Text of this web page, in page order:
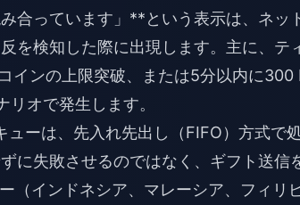
合っています」**という表示は、ネッ
を検知した際に出現します。主に、テ
インの上限突破、または5分以内に
リオで発生します。
ューは、先入れ先出し（FIFO）方式で
に失敗させるのではなく、ギフト送
（インドネシア、マレーシア、フィリ